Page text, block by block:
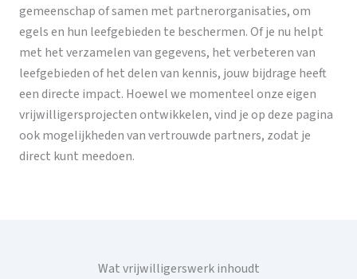
gemeenschap of samen met partnerorganisaties, om
egels en hun leefgebieden te beschermen. Of je nu helpt
met het verzamelen van gegevens, het verbeteren van
leefgebieden of het delen van kennis, jouw bijdrage heeft
een directe impact. Hoewel we momenteel onze eigen
vrijwilligersprojecten ontwikkelen, vind je op deze pagina
ook mogelijkheden van vertrouwde partners, zodat je
direct kunt meedoen.
Wat vrijwilligerswerk inhoudt